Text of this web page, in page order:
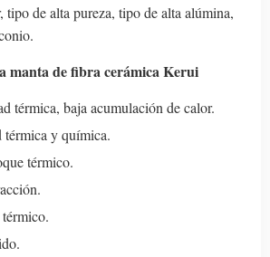
tipo de alta pureza, tipo de alta alúmina,
manta de fibra cerámica Kerui
térmica, baja acumulación de calor.
térmica y química.
térmico.